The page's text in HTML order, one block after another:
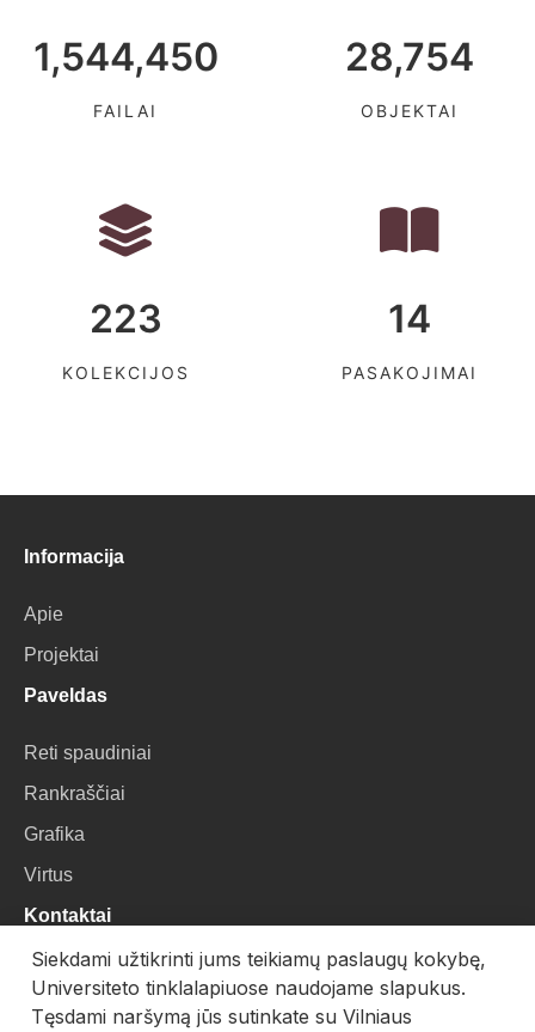
1,544,450
FAILAI
28,754
OBJEKTAI
223
KOLEKCIJOS
14
PASAKOJIMAI
Informacija
Apie
Projektai
Paveldas
Reti spaudiniai
Rankraščiai
Grafika
Virtus
Kontaktai
VU Biblioteka
Universiteto g. 3, LT-01122, Vilnius
Siekdami užtikrinti jums teikiamų paslaugų kokybę,
Universiteto tinklalapiuose naudojame slapukus.
Tęsdami naršymą jūs sutinkate su Vilniaus